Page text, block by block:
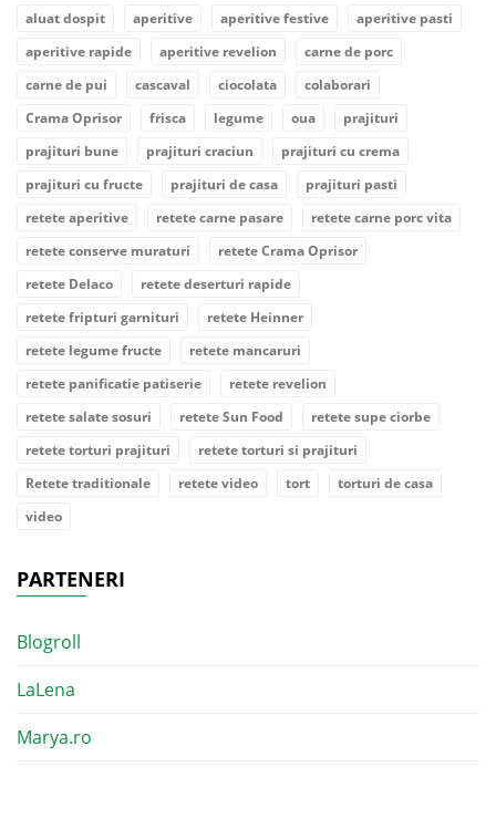
aluat dospit aperitive aperitive festive
aperitive pasti
aperitive rapide
aperitive revelion
carne de porc
carne de pui
cascaval ciocolata
colaborari
Crama Oprisor
frisca legume oua
prajituri
prajituri bune
prajituri craciun
prajituri cu crema
prajituri cu fructe
prajituri de casa
prajituri pasti
retete aperitive
retete carne pasare
retete carne porc vita
retete conserve muraturi
retete Crama Oprisor
retete Delaco
retete deserturi rapide
retete fripturi garnituri
retete Heinner
retete legume fructe
retete mancaruri
retete panificatie patiserie
retete revelion
retete salate sosuri
retete Sun Food
retete supe ciorbe
retete torturi prajituri
retete torturi si prajituri
Retete traditionale
retete video tort
torturi de casa
video
PARTENERI
Blogroll
LaLena
Marya.ro